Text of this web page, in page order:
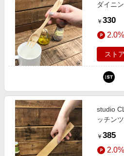
ダイニ
アンド
ィ）
￥ 330
2.0%
スト
studio
ッチン
and ST
エスティ
￥ 385
2.0%